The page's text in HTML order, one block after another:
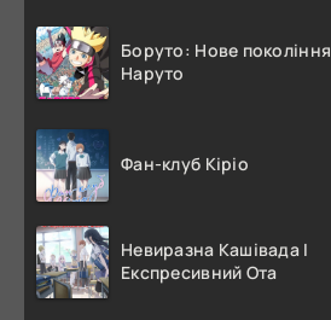
Боруто: Нове покоління
Наруто
Фан-клуб Кіріо
Невиразна Кашівада І
Експресивний Ота